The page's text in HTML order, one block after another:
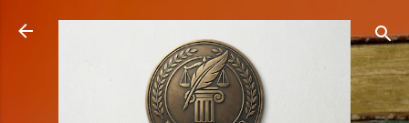
Treceți la conținutul principal